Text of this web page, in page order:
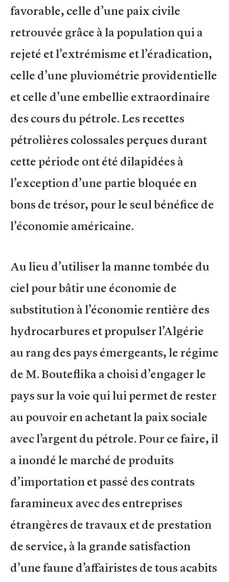
favorable, celle d’une paix civile
retrouvée grâce à la population qui a
rejeté et l’extrémisme et l’éradication,
celle d’une pluviométrie providentielle
et celle d’une embellie extraordinaire
des cours du pétrole. Les recettes
pétrolières colossales perçues durant
cette période ont été dilapidées à
l’exception d’une partie bloquée en
bons de trésor, pour le seul bénéfice de
l’économie américaine.
Au lieu d’utiliser la manne tombée du
ciel pour bâtir une économie de
substitution à l’économie rentière des
hydrocarbures et propulser l’Algérie
au rang des pays émergeants, le régime
de M. Bouteflika a choisi d’engager le
pays sur la voie qui lui permet de rester
au pouvoir en achetant la paix sociale
avec l’argent du pétrole. Pour ce faire, il
a inondé le marché de produits
d’importation et passé des contrats
faramineux avec des entreprises
étrangères de travaux et de prestation
de service, à la grande satisfaction
d’une faune d’affairistes de tous acabits